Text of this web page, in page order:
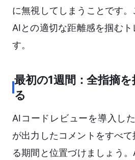
に無視してしまうことです。
AIとの適切な距離感を掴むト
す。
最初の1週間：全指摘
る
AIコードレビューを導入し
が出力したコメントをすべ
る期間と位置づけましょう